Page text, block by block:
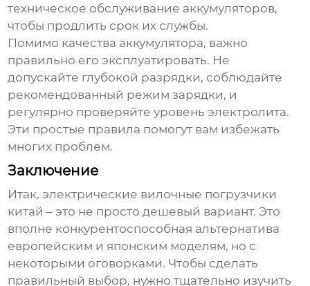
техническое обслуживание аккумуляторов,
чтобы продлить срок их службы.
Помимо качества аккумулятора, важно
правильно его эксплуатировать. Не
допускайте глубокой разрядки, соблюдайте
рекомендованный режим зарядки, и
регулярно проверяйте уровень электролита.
Эти простые правила помогут вам избежать
многих проблем.
Заключение
Итак,электрические вилочные погрузчики
китай – это не просто дешевый вариант. Это
вполне конкурентоспособная альтернатива
европейским и японским моделям, но с
некоторыми оговорками. Чтобы сделать
правильный выбор, нужно тщательно изучить